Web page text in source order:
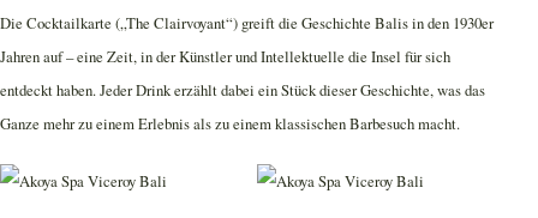
Die Cocktailkarte („The Clairvoyant“) greift die Geschichte Balis in den 1930er
Jahren auf – eine Zeit, in der Künstler und Intellektuelle die Insel für sich
entdeckt haben. Jeder Drink erzählt dabei ein Stück dieser Geschichte, was das
Ganze mehr zu einem Erlebnis als zu einem klassischen Barbesuch macht.